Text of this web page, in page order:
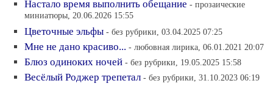
Настало время выполнить обещание - прозаические
миниатюры, 20.06.2026 15:55
Цветочные эльфы - без рубрики, 03.04.2025 07:25
Мне не дано красиво... - любовная лирика, 06.01.2021 20:07
Блюз одиноких ночей - без рубрики, 19.05.2025 15:58
Весёлый Роджер трепетал - без рубрики, 31.10.2023 06:19